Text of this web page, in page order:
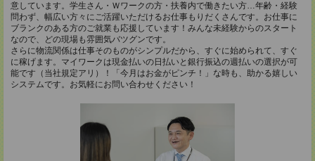
意しています。学生さん・Ｗワークの方・扶養内で働きたい方…年齢・経験
問わず、幅広い方々にご活躍いただけるお仕事もりだくさんです。お仕事に
ブランクのある方のご就業も応援しています！みんな未経験からのスタート
なので、どの現場も雰囲気バツグンです。
さらに物流関係は仕事そのものがシンプルだから、すぐに始められて、すぐ
に稼げます。マイワークは現金払いの日払いと銀行振込の週払いの選択が可
能です（当社規定アリ）！「今月はお金がピンチ！」な時も、助かる嬉しい
システムです。お気軽にお問い合わせください！